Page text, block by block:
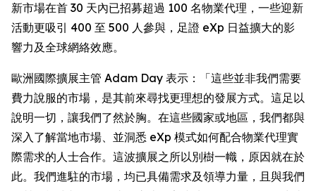
新市場在首 30 天內已招募超過 100 名物業代理，一些迎新
活動更吸引 400 至 500 人參與，足證 eXp 日益擴大的影
響力及全球網絡效應。
歐洲國際擴展主管 Adam Day 表示：「這些並非我們需要
費力說服的市場，是其前來尋找更理想的發展方式。這足以
說明一切，讓我們了然於胸。在這些國家或地區，我們都與
深入了解當地市場、並洞悉 eXp 模式如何配合物業代理實
際需求的人士合作。這波擴展之所以別樹一幟，原因就在於
此。我們進駐的市場，均已具備需求及領導力量，且與我們